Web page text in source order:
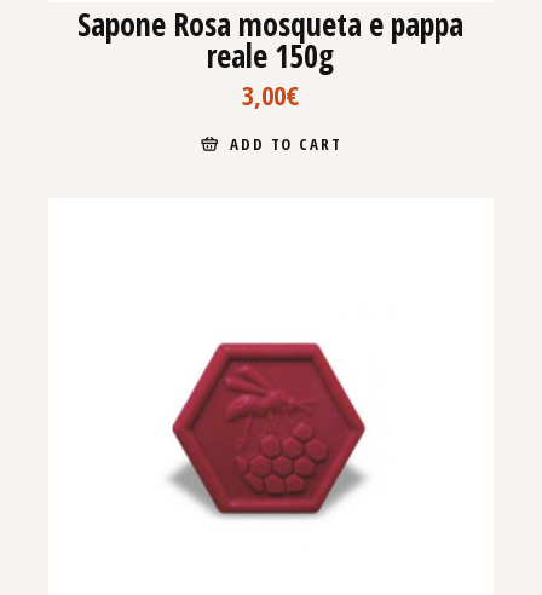
Sapone Rosa mosqueta e pappa
reale 150g
3,00€
ADD TO CART